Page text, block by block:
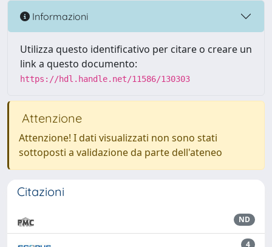
Informazioni
Utilizza questo identificativo per citare o creare un
link a questo documento:
https://hdl.handle.net/11586/130303
Attenzione
Attenzione! I dati visualizzati non sono stati
sottoposti a validazione da parte dell'ateneo
Citazioni
ND
4